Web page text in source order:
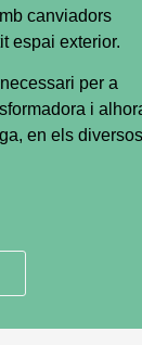
canviadors
espai exterior.
per a
i
en els diversos